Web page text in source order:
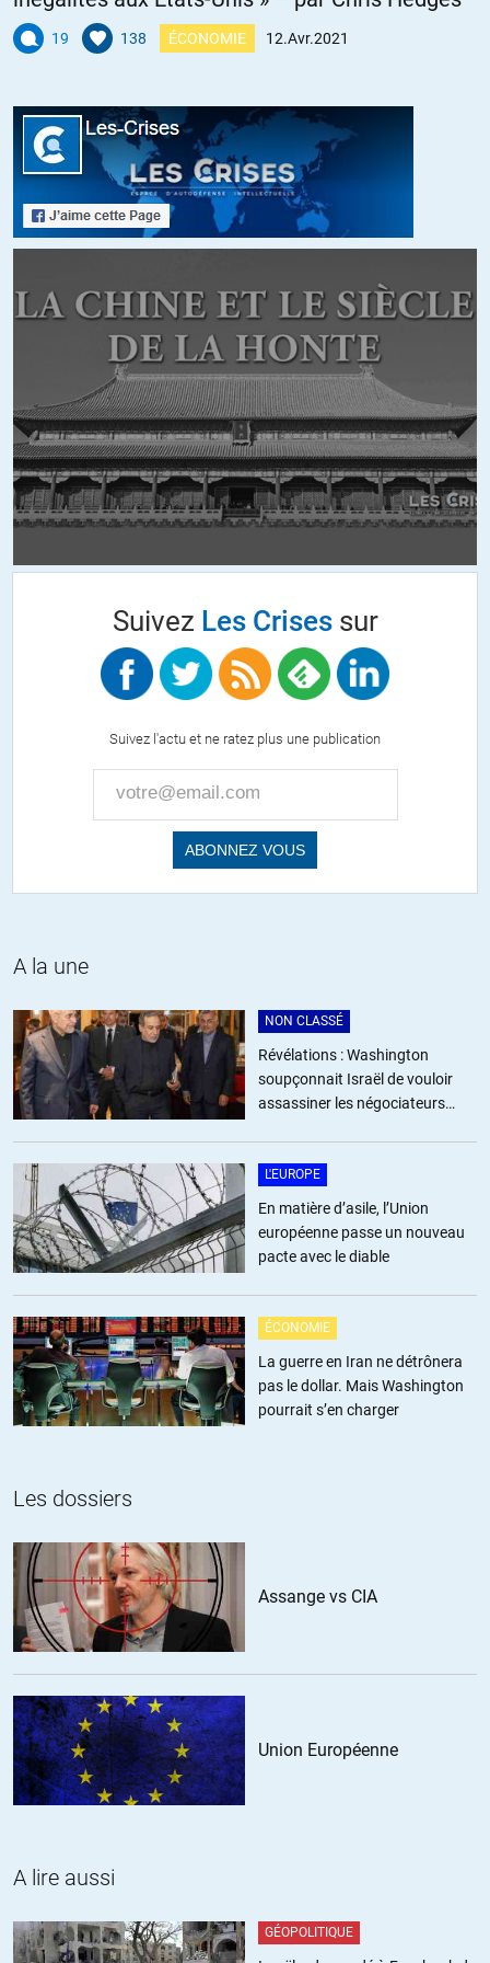
Souvenez-vous de Luc ferry appelant en live à utiliser « la 5è
armée du monde » pour mater les GJ, appel motivé par une
jours plus tard le même salopard devisait en toute quiétude sur
lci avec un autre triste sire Bendit.
Aujourd’hui on observe (impuissants?) toujours à la même
impudeur des petits frères (souvent confrères) des riches:
https://www.youtube.com/watch?v=d3VdbaWDZjQ
+18
Grd-mère Michelle//17.04.2021 à 17h22
La vraie révolution, c’est la paix et la concertation, et elle se fera
par la volonté des masses laborieuses(y compris celles qui
travaillent dans l’industrie de l’armement), sans l’accord
desquelles les « élites » ne pourraient même pas survivre.
À condition de ne pas attendre d’être complètement
Brigitte // 15.04.2021 à 08h55
même si l’histoire se répète. Il y a des points de rupture
classes dirigeantes croient faire l’histoire mais c’est l’histoire qui les
Le peuple est bien souvent démuni mais pas toujours. Il agit
comme un levier de force. Dernier exemple en date: le Brexit. C’est
La démocratie est synonyme d’intérêt général. Tout le problème est
de définir ce concept.
consensus politique?
Il est temps de redonner au peuple le goût de la politique, du débat
d’idées, de l’affrontement inévitable mais salutaire pour avancer.
On en est loin. Nous avons dépasser le stade du recyclage, nous en
sommes au compostage….ça fermente…..les gaz s’accumulent..
L’issue de la crise sanitaire fera « boum » ou « pschiiiit » c’est selon.
+1 ALERTER
Grd-mère Michelle// 17.04.2021 à 17h36
complètement instrumentalisée, pour permettre au RU
nostalgique de son empire de se replacer dans la « sphère »
expansionniste des USA(dont l’UE, quoi que vous en pensiez,
essaie de se dégager).
Demandez donc aux écossais-e-s…
tchoo//15.04.2021 à 06h16
Évidemment quand personne ne trouve grâce à vos yeux et surtout
pas Mélenchon parce que ceci cela et tout le reste il ne vous restera
pas beaucoup de choix entre la peste ou le choléra ou l’abstention
+4 ALERTER
naturellement…au train où vont les choses …
+3 ALERTER
19 138 ÉCONOMIE 12.Avr.2021
Suivez Les Crisessur
Suivez l'actu et ne ratez plus une publication
A la une
NON CLASSÉ
Révélations : Washington
soupçonnait Israël de vouloir
assassiner les négociateurs
L'EUROPE
En matière d’asile, l’Union
européenne passe un nouveau
pacte avec le diable
ÉCONOMIE
La guerre en Iran ne détrônera
pas le dollar. Mais Washington
pourrait s’en charger
Les dossiers
Assange vs CIA
Union Européenne
A lire aussi
GÉOPOLITIQUE